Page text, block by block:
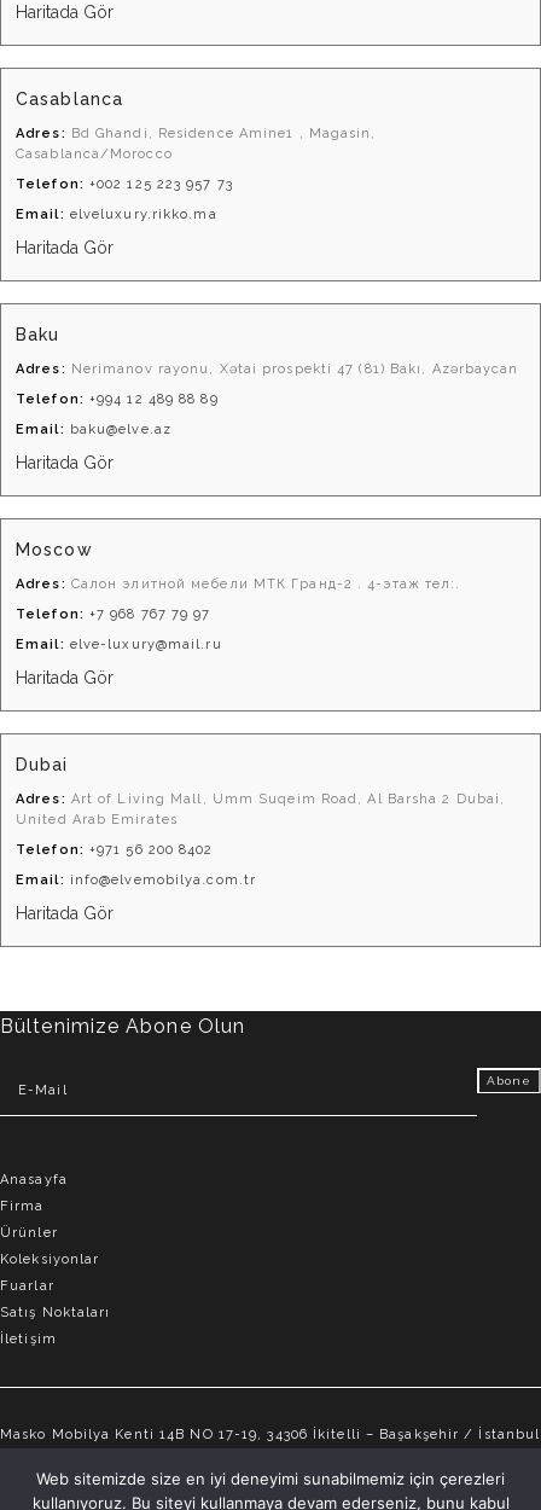
Haritada Gör
Casablanca
Adres: Bd Ghandi, Residence Amine1 , Magasin,
Casablanca/Morocco
Telefon: +002 125 223 957 73
Email: elveluxury.rikko.ma
Haritada Gör
Baku
Adres: Nerimanov rayonu, Xətai prospekti 47 (81) Bakı, Azərbaycan
Telefon: +994 12 489 88 89
Email: baku@elve.az
Haritada Gör
Moscow
Adres: Салон элитной мебели МТК Гранд-2 . 4-этаж тел:.
Telefon: +7 968 767 79 97
Email: elve-luxury@mail.ru
Haritada Gör
Dubai
Adres: Art of Living Mall, Umm Suqeim Road, Al Barsha 2 Dubai,
United Arab Emirates
Telefon: +971 56 200 8402
Email: info@elvemobilya.com.tr
Haritada Gör
Bültenimize Abone Olun
Anasayfa
Firma
Ürünler
Koleksiyonlar
Fuarlar
Satış Noktaları
İletişim
Masko Mobilya Kenti 14B NO 17-19, 34306 İkitelli – Başakşehir / İstanbul
info@elvemobilya.com.tr
+90 542 651 88 18
Web sitemizde size en iyi deneyimi sunabilmemiz için çerezleri
kullanıyoruz. Bu siteyi kullanmaya devam ederseniz, bunu kabul